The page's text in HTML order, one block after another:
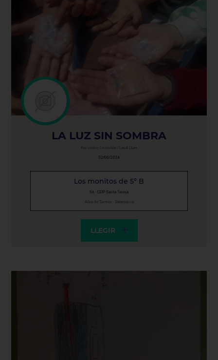
LA LUZ SIN SOMBRA
Fes visible l'invisible / Lab4 Llum
02/06/2024
Los monitos de 5º B
5è · CEIP Santa Teresa
Alba de Tormes · Salamanca
LLEGIR